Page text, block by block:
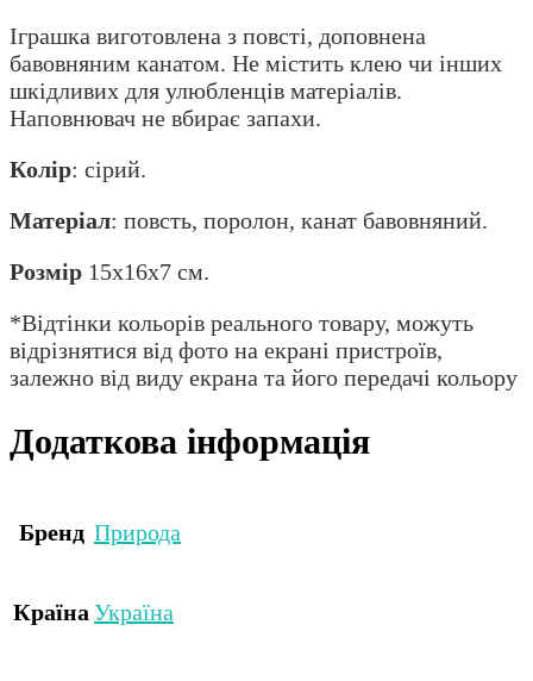
Іграшка виготовлена з повсті, доповнена
бавовняним канатом. Не містить клею чи інших
шкідливих для улюбленців матеріалів.
Наповнювач не вбирає запахи.
Колір: сірий.
Матеріал: повсть, поролон, канат бавовняний.
Розмір 15х16х7 см.
*Відтінки кольорів реального товару, можуть
відрізнятися від фото на екрані пристроїв,
залежно від виду екрана та його передачі кольору
Додаткова інформація
Бренд Природа
Країна Україна